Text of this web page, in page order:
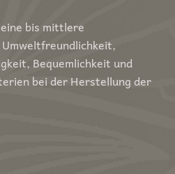
bis mittlere
Bequemlichkeit und
bei der Herstellung der